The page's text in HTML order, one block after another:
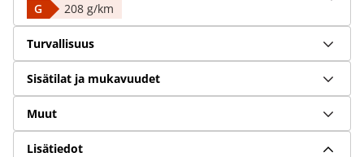
G
208 g/km
Turvallisuus
Sisätilat ja mukavuudet
Muut
Lisätiedot